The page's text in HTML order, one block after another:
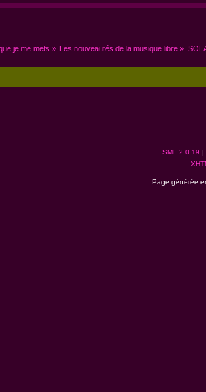
je me mets » Les nouveautés de la musique libre »
SMF 2.0.19 |
Page générée